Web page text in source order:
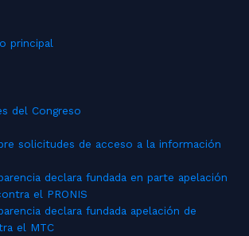
principal
del Congreso
solicitudes de acceso a la información
declara fundada en parte apelación
el PRONIS
declara fundada apelación de
el MTC